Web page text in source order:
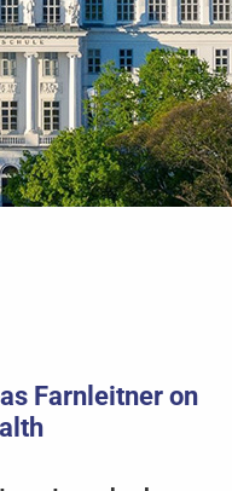
Farnleitner on